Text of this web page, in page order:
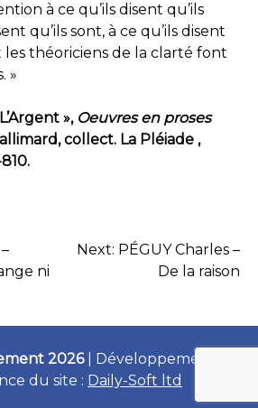
à ce qu’ils disent qu’ils
qu’ils sont, à ce qu’ils disent
les théoriciens de la clarté font
»
», Oeuvres en proses
collect. La Pléiade ,
ni
Next: PÉGUY Charles –
De la raison
2026
Développement et
du site : Daily-Soft ltd